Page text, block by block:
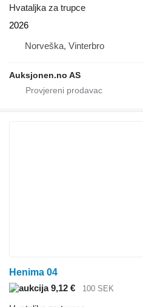
Hvataljka za trupce
2026
Norveška, Vinterbro
Auksjonen.no AS
Henima 04
9,12 €
100 SEK